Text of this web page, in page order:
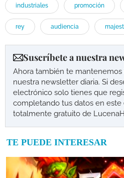
industriales promoción
rey audiencia
Suscríbete a nuestra
Ahora también te
nuestra newsletter diaria. Si
electrónico solo tienes que
completando tus datos en este
totalmente gratuito de
TE PUEDE INTERESAR